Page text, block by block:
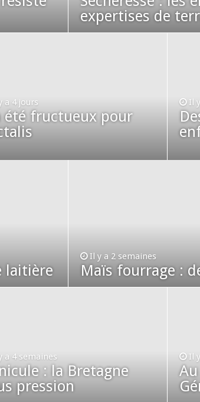
expertises de
a 4 jours
été fructueux pour
Il
laitière
Il y a 2 semaines
Maïs fourrage :
a 4 semaines
: la Bretagne
pression
Il